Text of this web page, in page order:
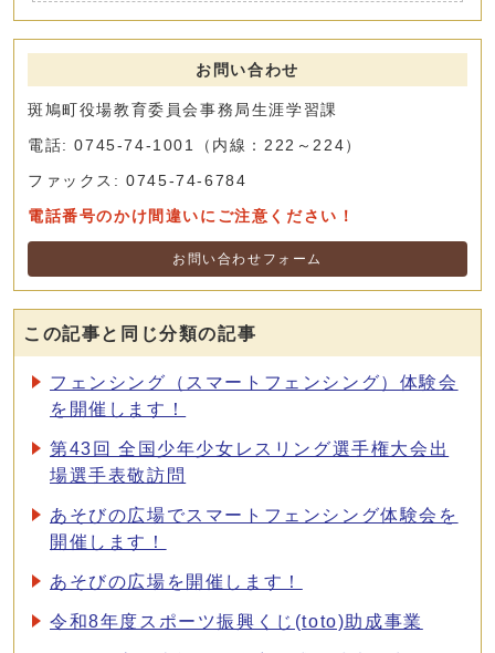
お問い合わせ
斑鳩町役場教育委員会事務局生涯学習課
電話: 0745-74-1001（内線：222～224）
ファックス: 0745-74-6784
電話番号のかけ間違いにご注意ください！
お問い合わせフォーム
この記事と同じ分類の記事
フェンシング（スマートフェンシング）体験会
を開催します！
第43回 全国少年少女レスリング選手権大会出
場選手表敬訪問
あそびの広場でスマートフェンシング体験会を
開催します！
あそびの広場を開催します！
令和8年度スポーツ振興くじ(toto)助成事業